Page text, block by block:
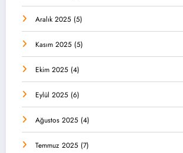
Aralık 2025 (5)
Kasım 2025 (5)
Ekim 2025 (4)
Eylül 2025 (6)
Ağustos 2025 (4)
Temmuz 2025 (7)